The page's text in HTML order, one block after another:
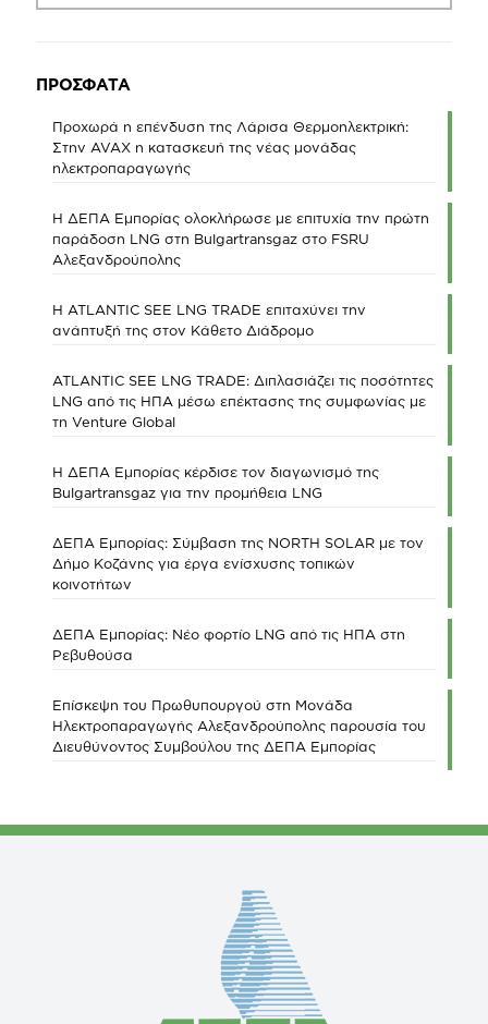
ΠΡΟΣΦΑΤΑ
Προχωρά η επένδυση της Λάρισα Θερμοηλεκτρική:
Στην AVAX η κατασκευή της νέας μονάδας
ηλεκτροπαραγωγής
Η ΔΕΠΑ Εμπορίας ολοκλήρωσε με επιτυχία την πρώτη
παράδοση LNG στη Bulgartransgaz στο FSRU
Αλεξανδρούπολης
Η ATLANTIC SEE LNG TRADE επιταχύνει την
ανάπτυξή της στον Κάθετο Διάδρομο
ATLANTIC SEE LNG TRADE: Διπλασιάζει τις ποσότητες
LNG από τις ΗΠΑ μέσω επέκτασης της συμφωνίας με
τη Venture Global
Η ΔΕΠΑ Εμπορίας κέρδισε τον διαγωνισμό της
Bulgartransgaz για την προμήθεια LNG
ΔΕΠΑ Εμπορίας: Σύμβαση της NORTH SOLAR με τον
Δήμο Κοζάνης για έργα ενίσχυσης τοπικών
κοινοτήτων
ΔΕΠΑ Εμπορίας: Νέο φορτίο LNG από τις ΗΠΑ στη
Ρεβυθούσα
Επίσκεψη του Πρωθυπουργού στη Μονάδα
Ηλεκτροπαραγωγής Αλεξανδρούπολης παρουσία του
Διευθύνοντος Συμβούλου της ΔΕΠΑ Εμπορίας